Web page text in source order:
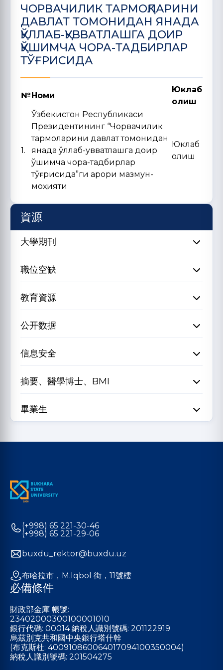
ЧОРВАЧИЛИК ТАРМОҚЛАРИНИ
ДАВЛАТ ТОМОНИДАН ЯНАДА
ҚЎЛЛАБ-ҚУВВАТЛАШГА ДОИР
ҚЎШИМЧА ЧОРА-ТАДБИРЛАР
ТЎҒРИСИДА
№Номи
Юклаб
олиш
1.
Ўзбекистон Республикаси
Президентининг “Чорвачилик
тармоқларини давлат томонидан
янада қўллаб-қувватлашга доир
қўшимча чора-тадбирлар
тўғрисида”ги қарори мазмун-
моҳияти
Юклаб
олиш
資源
大學期刊
職位空缺
教育資源
公开数据
信息安全
摘要、醫學博士、BMI
畢業生
(+998) 65 221-30-46
(+998) 65 221-29-06
buxdu_rektor@buxdu.uz
布哈拉市，M.Iqbol 街，11號樓
必備條件
財政部金庫 帳號:
23402000300100001010
銀行代碼: 00014 納稅人識別號碼: 201122919
烏茲別克共和國中央銀行塔什幹
(布克斯杜: 400910860064017094100350004)
納稅人識別號碼: 201504275